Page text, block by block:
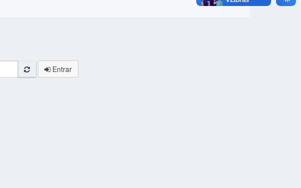
Entrar